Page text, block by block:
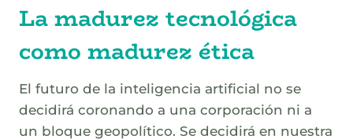
La madurez tecnológica
como madurez ética
El futuro de la inteligencia artificial no se
decidirá coronando a una corporación ni a
un bloque geopolítico. Se decidirá en nuestra